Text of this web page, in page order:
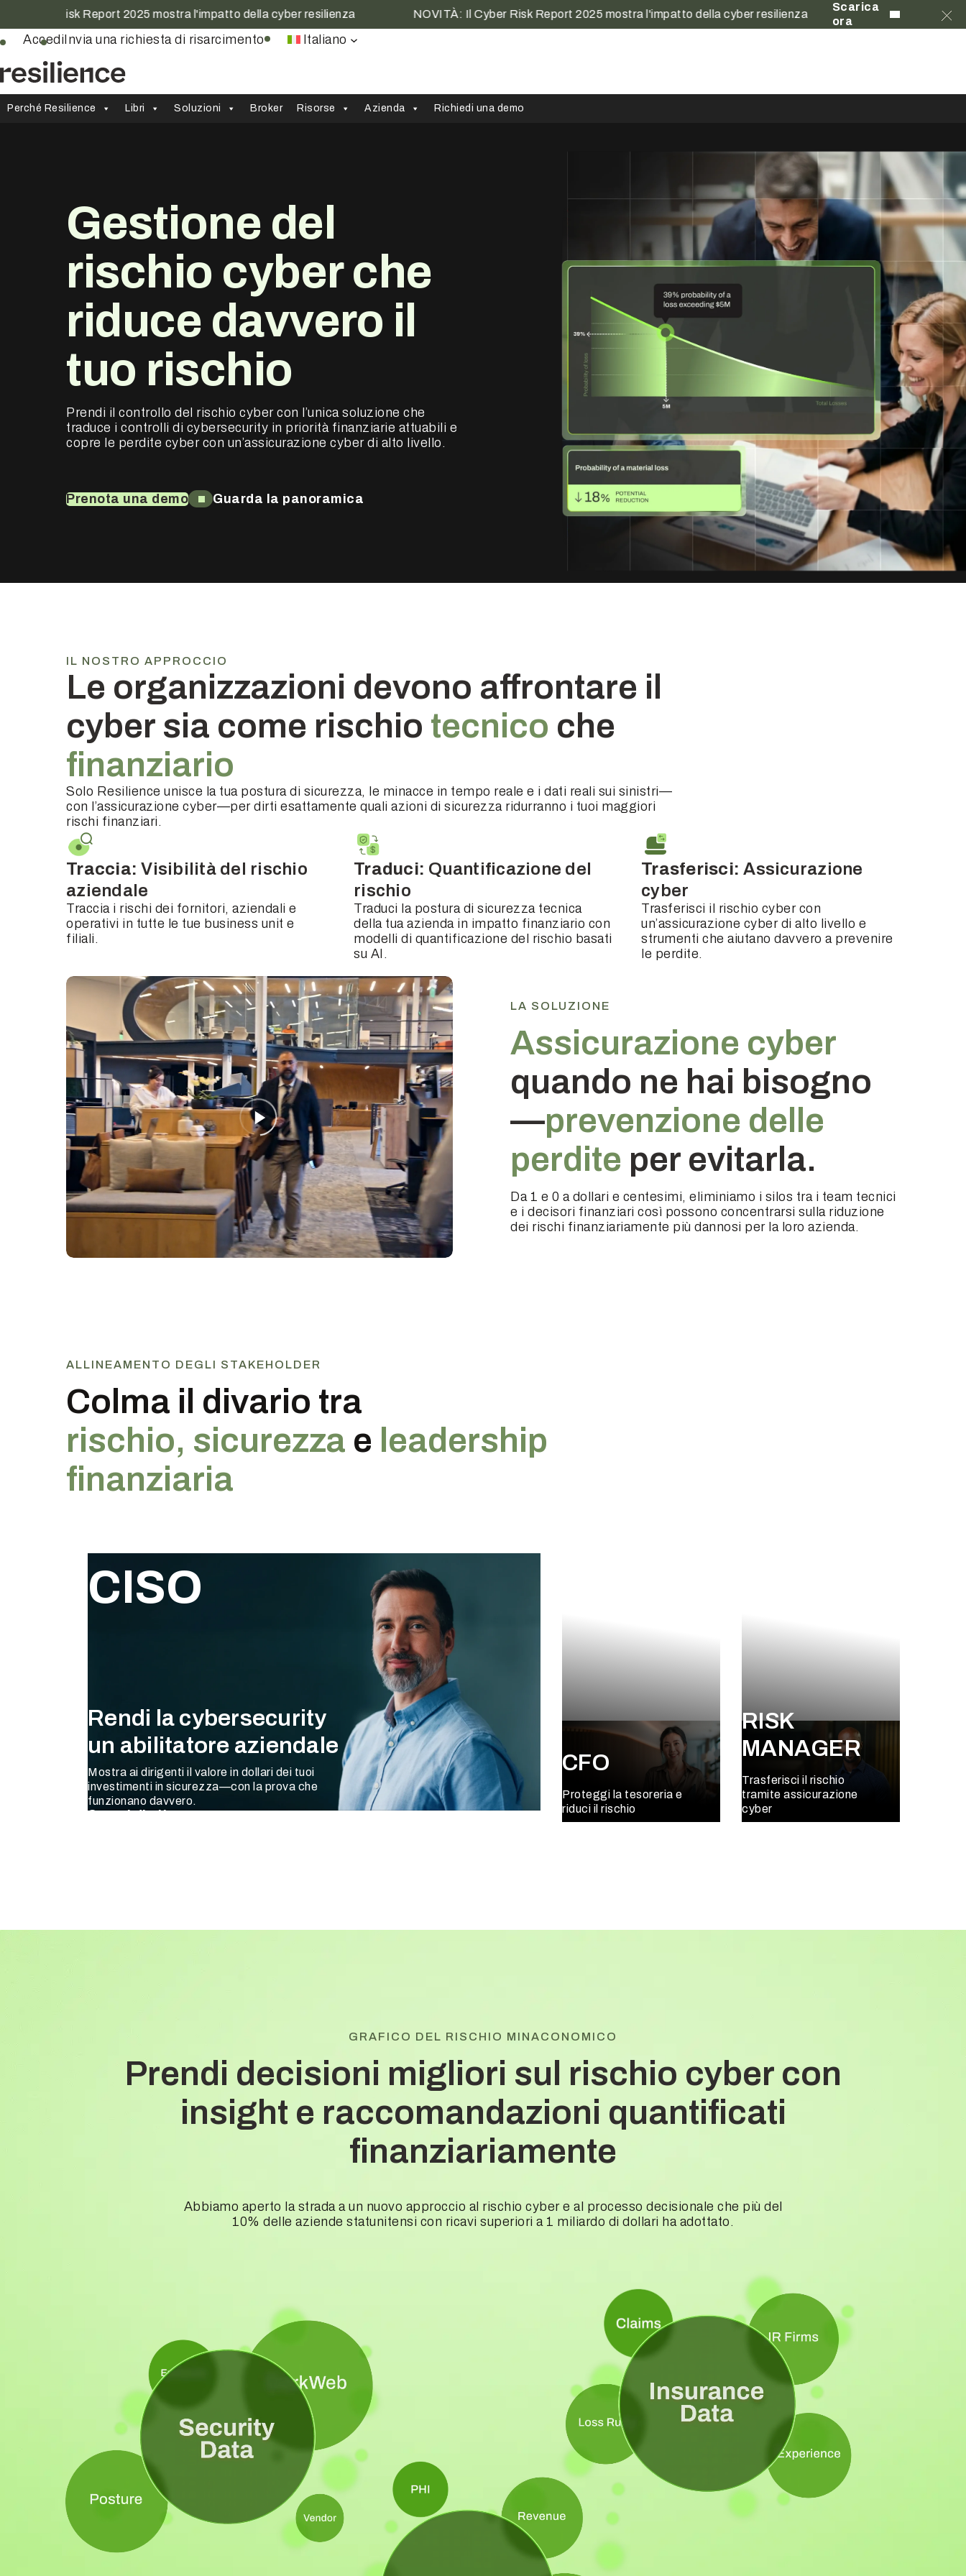
Risk Report 2025 mostra l'impatto della cyber resilienza NOVITÀ: Il Cyber Risk Report 2025 mostra l'impatto della cyber resilienza
Scarica
ora
AccediInvia una richiesta di risarcimento Italiano
Perché Resilience Libri Soluzioni Broker Risorse Azienda Richiedi una demo
Gestione del
rischio cyber che
riduce davvero il
tuo rischio
Prendi il controllo del rischio cyber con l’unica soluzione che
traduce i controlli di cybersecurity in priorità finanziarie attuabili e
copre le perdite cyber con un’assicurazione cyber di alto livello.
Prenota una demo Guarda la panoramica
IL NOSTRO APPROCCIO
Le organizzazioni devono affrontare il
cyber sia come rischio tecnico che
finanziario
Solo Resilience unisce la tua postura di sicurezza, le minacce in tempo reale e i dati reali sui sinistri—
con l’assicurazione cyber—per dirti esattamente quali azioni di sicurezza ridurranno i tuoi maggiori
rischi finanziari.
Traccia: Visibilità del rischio
aziendale
Traccia i rischi dei fornitori, aziendali e
operativi in tutte le tue business unit e
filiali.
Traduci: Quantificazione del
rischio
Traduci la postura di sicurezza tecnica
della tua azienda in impatto finanziario con
modelli di quantificazione del rischio basati
su AI.
Trasferisci: Assicurazione
cyber
Trasferisci il rischio cyber con
un’assicurazione cyber di alto livello e
strumenti che aiutano davvero a prevenire
le perdite.
LA SOLUZIONE
Assicurazione cyber
quando ne hai bisogno
—prevenzione delle
perdite per evitarla.
Da 1 e 0 a dollari e centesimi, eliminiamo i silos tra i team tecnici
e i decisori finanziari così possono concentrarsi sulla riduzione
dei rischi finanziariamente più dannosi per la loro azienda.
ALLINEAMENTO DEGLI STAKEHOLDER
Colma il divario tra
rischio, sicurezza e leadership
finanziaria
CISO
Rendi la cybersecurity
un abilitatore aziendale
Mostra ai dirigenti il valore in dollari dei tuoi
investimenti in sicurezza—con la prova che
funzionano davvero.
Scopri di più
CFO
Proteggi la tesoreria e
riduci il rischio
RISK
MANAGER
Trasferisci il rischio
tramite assicurazione
cyber
GRAFICO DEL RISCHIO MINACONOMICO
Prendi decisioni migliori sul rischio cyber con
insight e raccomandazioni quantificati
finanziariamente
Abbiamo aperto la strada a un nuovo approccio al rischio cyber e al processo decisionale che più del
10% delle aziende statunitensi con ricavi superiori a 1 miliardo di dollari ha adottato.